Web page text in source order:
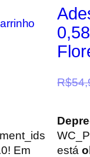
R$
Em
está